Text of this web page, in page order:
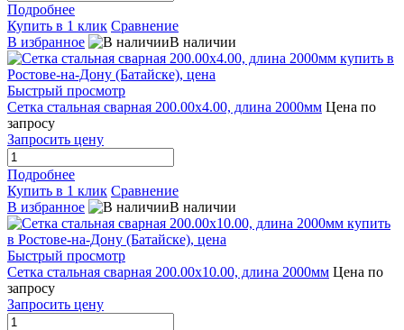
Подробнее
Купить в 1 клик Сравнение
В избранное
В наличии
Быстрый просмотр
Сетка стальная сварная 200.00x4.00, длина 2000мм Цена по
запросу
Запросить цену
Подробнее
Купить в 1 клик Сравнение
В избранное
В наличии
Быстрый просмотр
Сетка стальная сварная 200.00x10.00, длина 2000мм Цена по
запросу
Запросить цену